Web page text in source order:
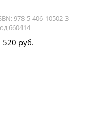
978-5-406-10502-3
660414
520 руб.